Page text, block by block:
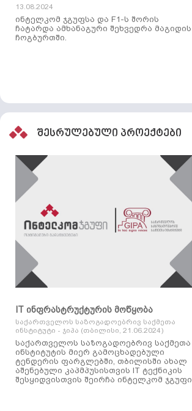
13.08.2024
ინტელკომ ჯგუფსა და F1-ს შორის
ჩატარდა ამხანაგური შეხვედრა მაგიდის
ჩოგბურთში.
შესრულებული პროექტები
IT ინფრასტრუქტურის მოწყობა
საქართველოს საზოგადოებრივ საქმეთა
ინსტიტუტი - ჯიპა (თბილისი, 21.06.2024)
საქართველოს საზოგადოებრივ საქმეთა
ინსტიტუტის მიერ გამოცხადებული
ტენდერის ფარგლებში, თბილისში ახალ
აშენებული კაპმპუსისთვის IT ტექნიკის
შესყიდვისთვის შეირჩა ინტელკომ ჯგუფი.